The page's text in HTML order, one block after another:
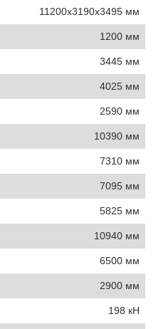
11200x3190x3495 мм
1200 мм
3445 мм
4025 мм
2590 мм
10390 мм
7310 мм
7095 мм
5825 мм
10940 мм
6500 мм
2900 мм
198 кН